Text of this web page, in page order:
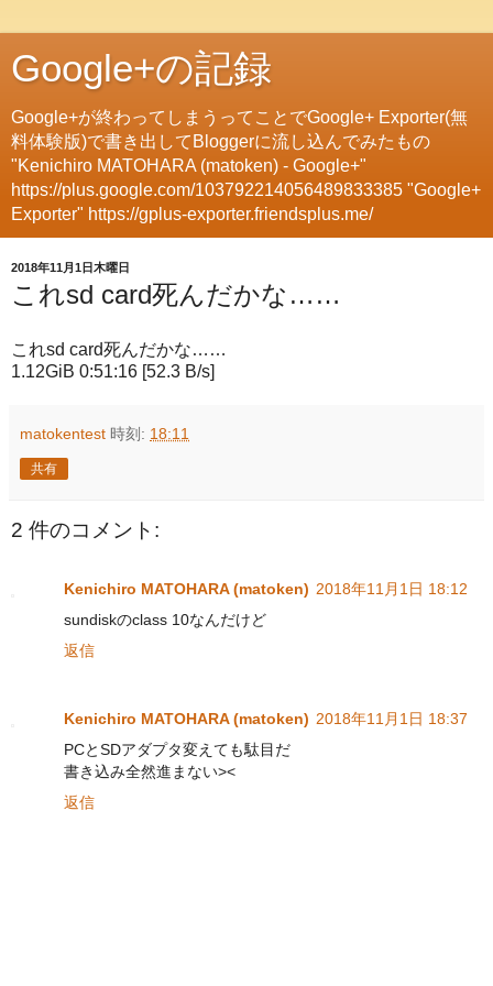
Google+の記録
Google+が終わってしまうってことでGoogle+ Exporter(無
料体験版)で書き出してBloggerに流し込んでみたもの
"Kenichiro MATOHARA (matoken) - Google+"
https://plus.google.com/103792214056489833385 "Google+
Exporter" https://gplus-exporter.friendsplus.me/
2018年11月1日木曜日
これsd card死んだかな……
これsd card死んだかな……
1.12GiB 0:51:16 [52.3 B/s]
matokentest 時刻: 18:11
共有
2 件のコメント:
Kenichiro MATOHARA (matoken) 2018年11月1日 18:12
sundiskのclass 10なんだけど
返信
Kenichiro MATOHARA (matoken) 2018年11月1日 18:37
PCとSDアダプタ変えても駄目だ
書き込み全然進まない><
返信